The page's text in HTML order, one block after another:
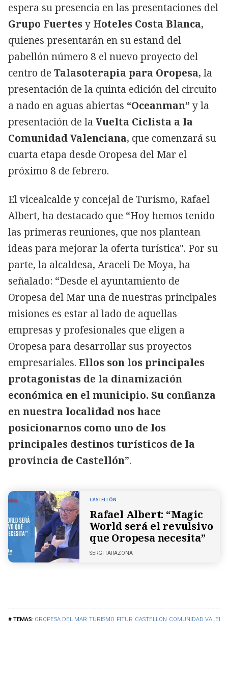
OROPESA DEL MAR TURISMO FITUR CASTELLÓN COMUNIDAD
espera su presencia en las presentaciones del
Grupo Fuertesy Hoteles Costa Blanca,
quienes presentarán en su estand del
pabellón número 8 el nuevo proyecto del
centro de Talasoterapia para Oropesa, la
presentación de la quinta edición del circuito
a nado en aguas abiertas “Oceanman” y la
presentación de la Vuelta Ciclista a la
Comunidad Valenciana, que comenzará su
cuarta etapa desde Oropesa del Mar el
próximo 8 de febrero.
El vicealcalde y concejal de Turismo, Rafael
Albert, ha destacado que “Hoy hemos tenido
las primeras reuniones, que nos plantean
ideas para mejorar la oferta turística". Por su
parte, la alcaldesa, Araceli De Moya, ha
señalado: “Desde el ayuntamiento de
Oropesa del Mar una de nuestras principales
misiones es estar al lado de aquellas
empresas y profesionales que eligen a
Oropesa para desarrollar sus proyectos
empresariales. Ellos son los principales
protagonistas de la dinamización
económica en el municipio. Su confianza
en nuestra localidad nos hace
posicionarnos como uno de los
principales destinos turísticos de la
provincia de Castellón”.
CASTELLÓN
Rafael Albert: “Magic
World será el revulsivo
que Oropesa necesita”
SERGI TARAZONA